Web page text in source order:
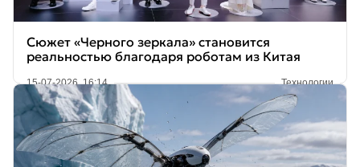
Сюжет «Черного зеркала» становится
реальностью благодаря роботам из Китая
15-07-2026, 16:14 Технологии